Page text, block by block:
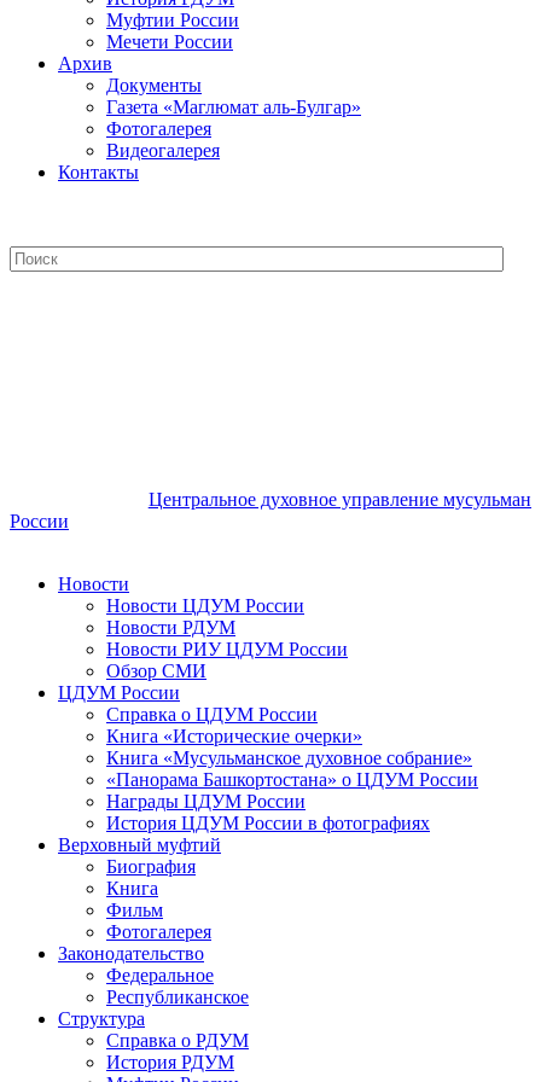
Муфтии России
Мечети России
Архив
Документы
Газета «Маглюмат аль-Булгар»
Фотогалерея
Видеогалерея
Контакты
Центральное духовное управление мусульман
России
Новости
Новости ЦДУМ России
Новости РДУМ
Новости РИУ ЦДУМ России
Обзор СМИ
ЦДУМ России
Справка о ЦДУМ России
Книга «Исторические очерки»
Книга «Мусульманское духовное собрание»
«Панорама Башкортостана» о ЦДУМ России
Награды ЦДУМ России
История ЦДУМ России в фотографиях
Верховный муфтий
Биография
Книга
Фильм
Фотогалерея
Законодательство
Федеральное
Республиканское
Структура
Справка о РДУМ
История РДУМ